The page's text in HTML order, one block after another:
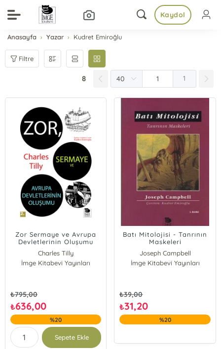
Kaydol
Anasayfa Yazar Kudret Emiroğlu
Filtre
8 1
Zor Sermaye ve Avrupa
Devletlerinin Oluşumu
Charles Tilly
İmge Kitabevi Yayınları
₺795,00
₺636,00
%20
Sepete Ekle
Batı Mitolojisi - Tanrının
Maskeleri
Joseph Campbell
İmge Kitabevi Yayınları
₺39,00
₺31,20
%20